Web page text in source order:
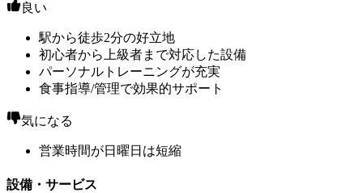
良い
駅から徒歩2分の好立地
初心者から上級者まで対応した設備
パーソナルトレーニングが充実
食事指導/管理で効果的サポート
気になる
営業時間が日曜日は短縮
設備・サービス